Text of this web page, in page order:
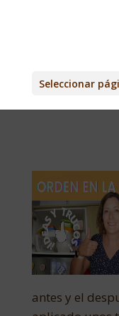
Seleccionar
antes y el